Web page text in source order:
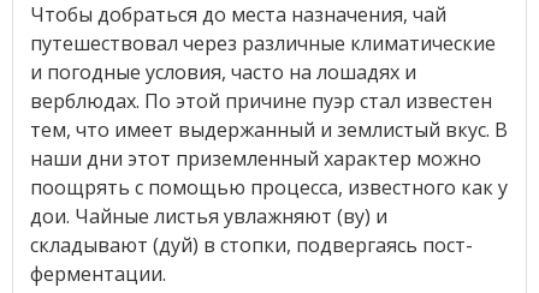
Чтобы добраться до места назначения, чай
путешествовал через различные климатические
и погодные условия, часто на лошадях и
верблюдах. По этой причине пуэр стал известен
тем, что имеет выдержанный и землистый вкус. В
наши дни этот приземленный характер можно
поощрять с помощью процесса, известного как у
дои. Чайные листья увлажняют (ву) и
складывают (дуй) в стопки, подвергаясь пост-
ферментации.